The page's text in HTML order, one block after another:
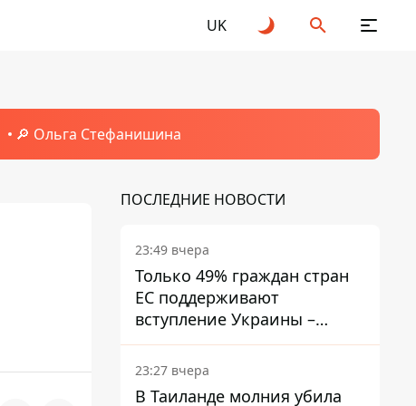
UK
🔎 Ольга Стефанишина
ПОСЛЕДНИЕ НОВОСТИ
23:49 вчера
Только 49% граждан стран
ЕС поддерживают
вступление Украины –
результаты опроса
23:27 вчера
В Таиланде молния убила